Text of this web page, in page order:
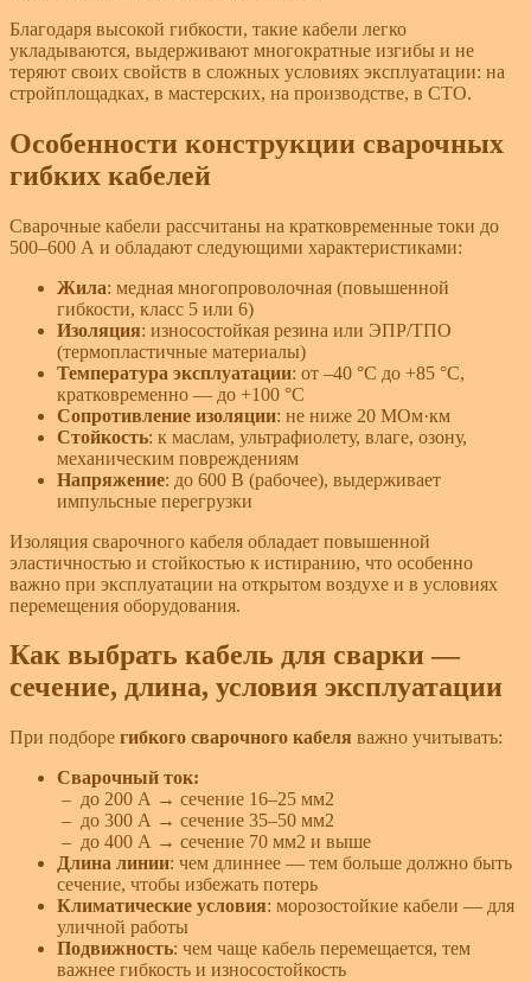
Благодаря высокой гибкости, такие кабели легко
укладываются, выдерживают многократные изгибы и не
теряют своих свойств в сложных условиях эксплуатации: на
стройплощадках, в мастерских, на производстве, в СТО.
Особенности конструкции сварочных
гибких кабелей
Сварочные кабели рассчитаны на кратковременные токи до
500–600 А и обладают следующими характеристиками:
Жила: медная многопроволочная (повышенной
гибкости, класс 5 или 6)
Изоляция: износостойкая резина или ЭПР/ТПО
(термопластичные материалы)
Температура эксплуатации: от –40 °C до +85 °C,
кратковременно — до +100 °C
Сопротивление изоляции: не ниже 20 МОм·км
Стойкость: к маслам, ультрафиолету, влаге, озону,
механическим повреждениям
Напряжение: до 600 В (рабочее), выдерживает
импульсные перегрузки
Изоляция сварочного кабеля обладает повышенной
эластичностью и стойкостью к истиранию, что особенно
важно при эксплуатации на открытом воздухе и в условиях
перемещения оборудования.
Как выбрать кабель для сварки —
сечение, длина, условия эксплуатации
При подборе гибкого сварочного кабеля важно учитывать:
Сварочный ток:
– до 200 А → сечение 16–25 мм2
– до 300 А → сечение 35–50 мм2
– до 400 А → сечение 70 мм2 и выше
Длина линии: чем длиннее — тем больше должно быть
сечение, чтобы избежать потерь
Климатические условия: морозостойкие кабели — для
уличной работы
Подвижность: чем чаще кабель перемещается, тем
важнее гибкость и износостойкость